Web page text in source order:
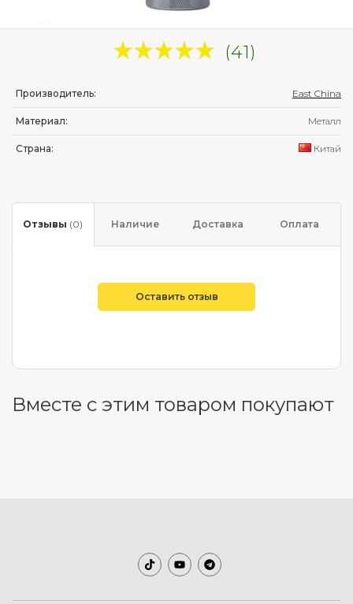
(41)
Производитель: East China
Материал: Металл
Страна: Китай
Отзывы (0) Наличие Доставка Оплата
Оставить отзыв
Вместе с этим товаром покупают